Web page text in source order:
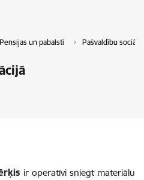
Pensijas un pabalsti Pašvaldību sociālā
ir operatīvi sniegt materiālu